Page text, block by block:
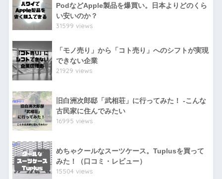
PodなどApple製品を爆買い。日本よりどのくら
い安いのか？
31599 views
「モノ売り」から「コト売り」へのシフトが実現
できない企業
21929 views
旧白洲次郎邸「武相荘」に行ってみた！ -こんな
古民家に住んでみたい
16995 views
めちゃクールなスーツケース。Tuplusを買って
みた！（口コミ・レビュー）
15504 views